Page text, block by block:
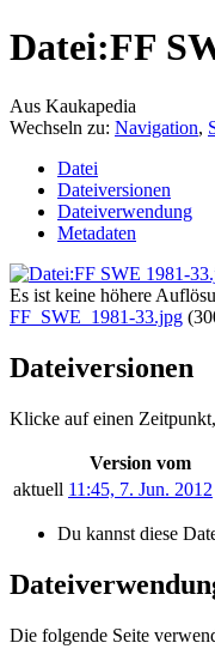
Datei:FF
Aus Kaukapedia
Wechseln zu: Navigation,
Datei
Dateiversionen
Dateiverwendung
Metadaten
Es ist keine höhere
FF_SWE_1981-33.jpg
Dateiversionen
Klicke auf einen
Version vom
aktuell 11:45, 7. Jun. 2012
Du kannst diese
Die folgende Seite